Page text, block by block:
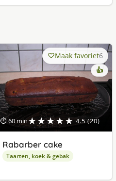
⏱ 60 min★★★★★ 4.5 (20)
Maak favoriet6
👍
Rabarber cake
Taarten, koek & gebak